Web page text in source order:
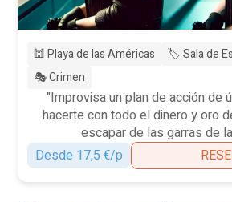
🕍 Playa de las Américas 🏷️ Sala de
🎭 Crimen
"Improvisa un plan de acción de
hacerte con todo el dinero y oro
escapar de las garras de
Desde 17,5 €/p